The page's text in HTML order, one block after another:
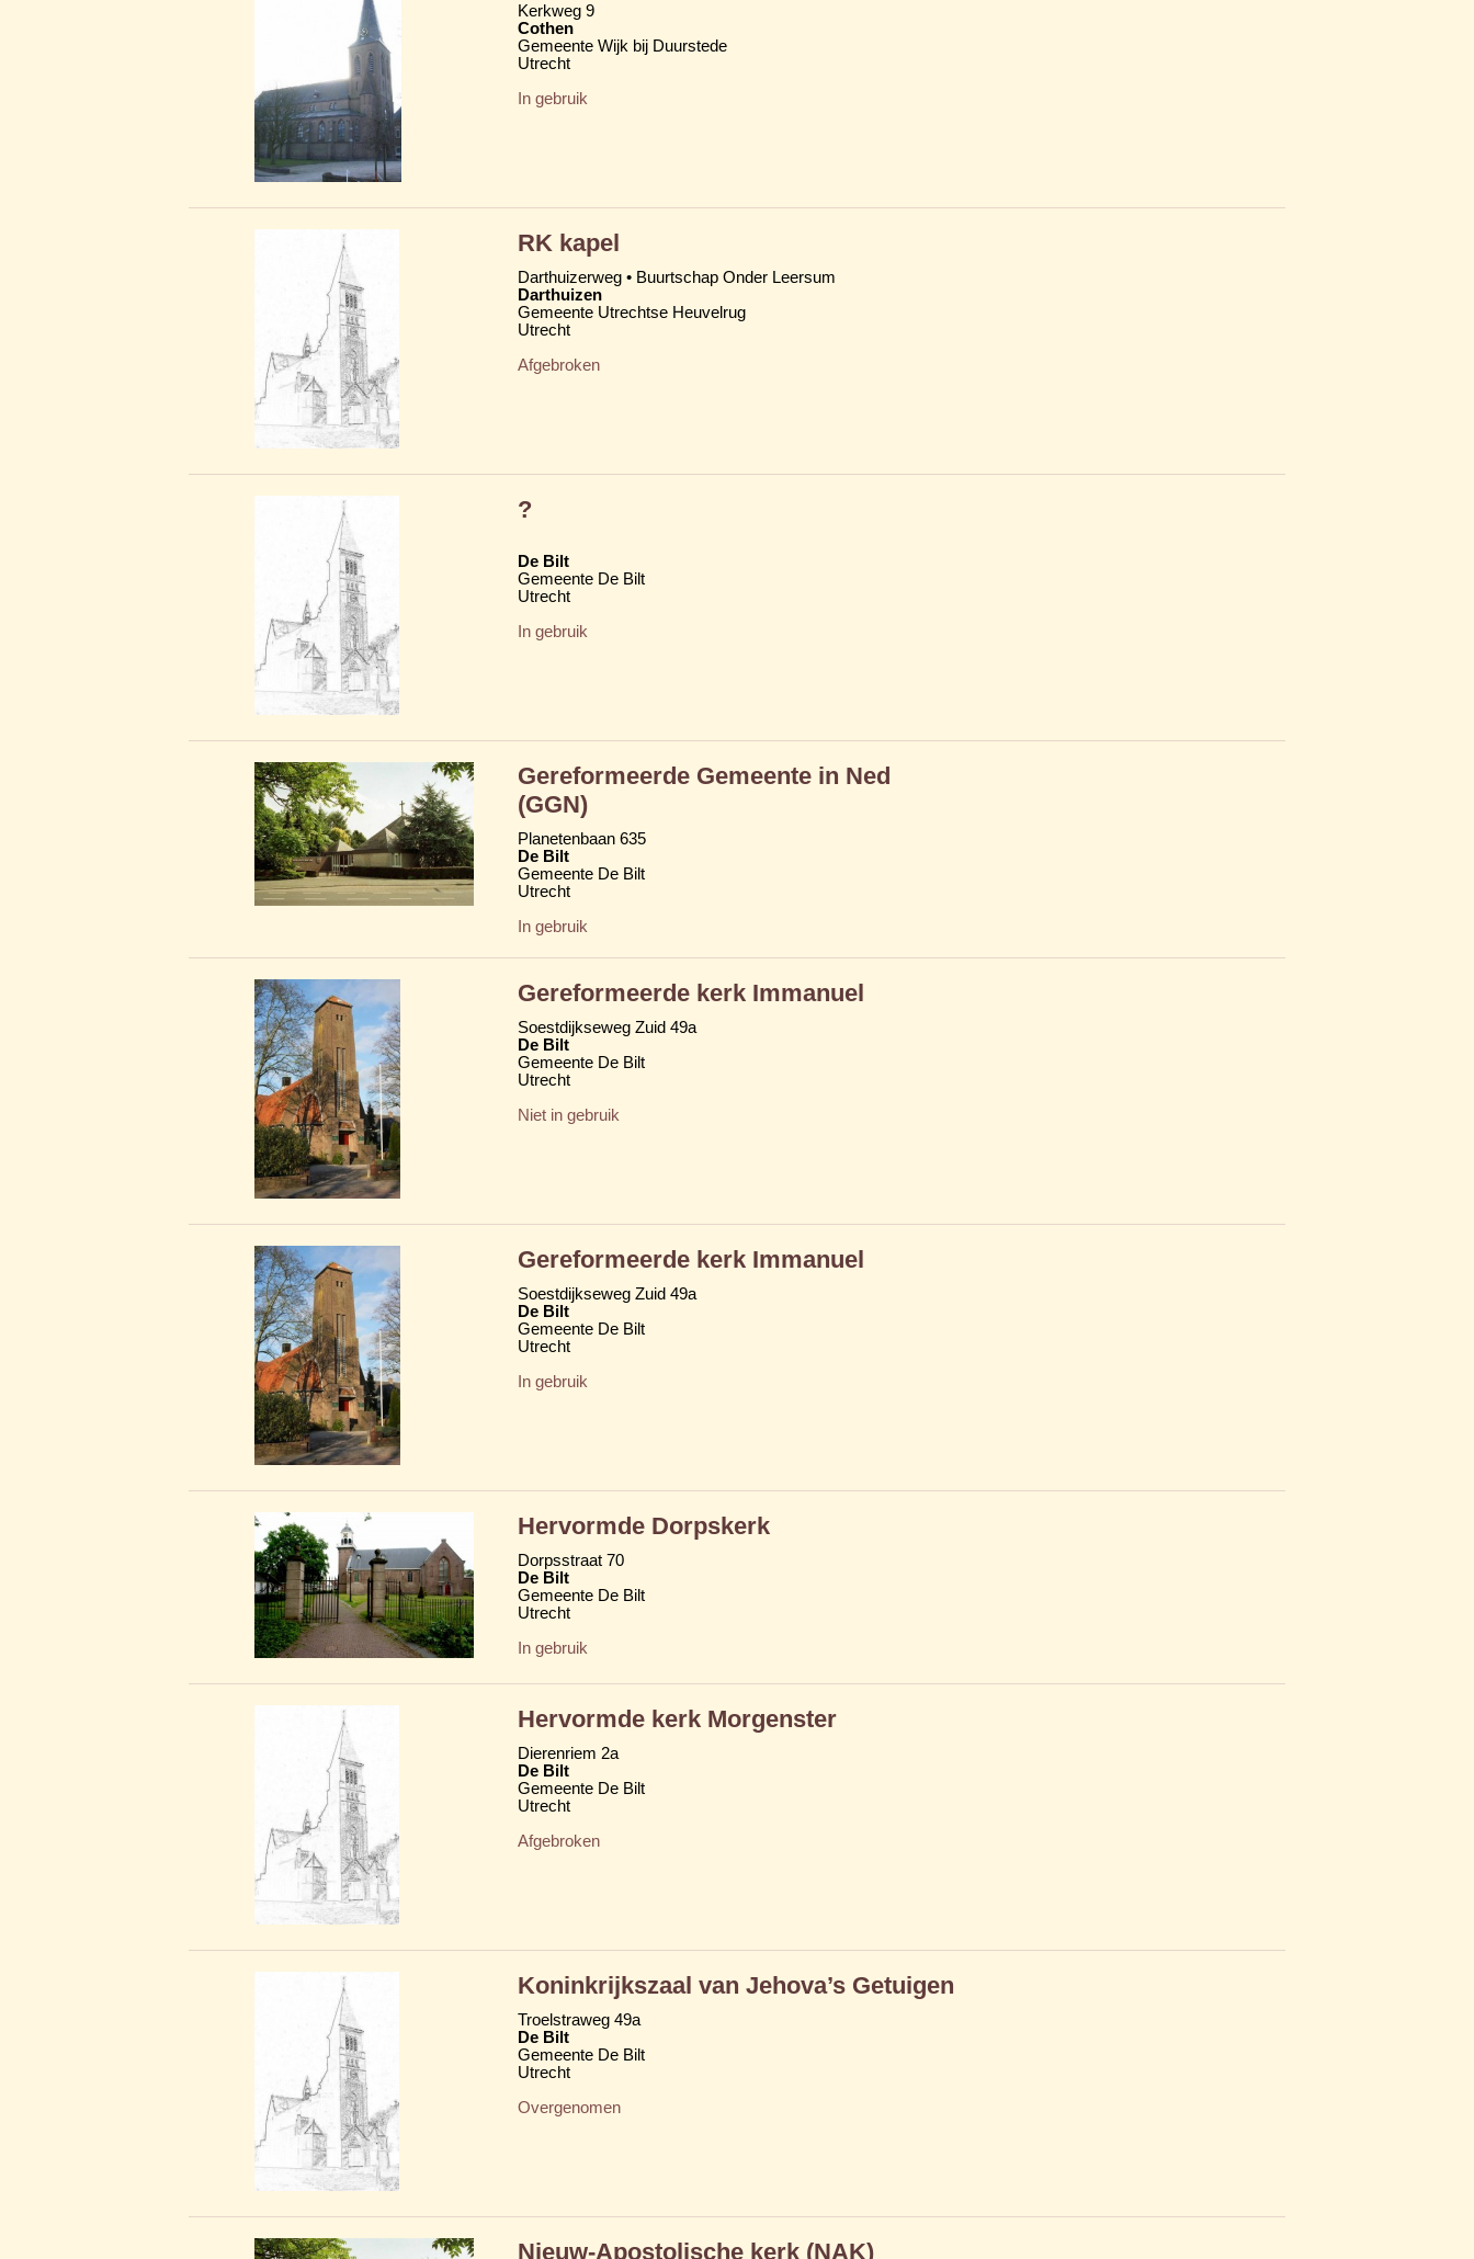
Kerkweg 9
Cothen
Gemeente Wijk bij Duurstede
Utrecht
In gebruik
RK kapel
Darthuizerweg • Buurtschap Onder Leersum
Darthuizen
Gemeente Utrechtse Heuvelrug
Utrecht
Afgebroken
?
De Bilt
Gemeente De Bilt
Utrecht
In gebruik
Gereformeerde Gemeente in Ned
(GGN)
Planetenbaan 635
De Bilt
Gemeente De Bilt
Utrecht
In gebruik
Gereformeerde kerk Immanuel
Soestdijkseweg Zuid 49a
De Bilt
Gemeente De Bilt
Utrecht
Niet in gebruik
Gereformeerde kerk Immanuel
Soestdijkseweg Zuid 49a
De Bilt
Gemeente De Bilt
Utrecht
In gebruik
Hervormde Dorpskerk
Dorpsstraat 70
De Bilt
Gemeente De Bilt
Utrecht
In gebruik
Hervormde kerk Morgenster
Dierenriem 2a
De Bilt
Gemeente De Bilt
Utrecht
Afgebroken
Koninkrijkszaal van Jehova’s Getuigen
Troelstraweg 49a
De Bilt
Gemeente De Bilt
Utrecht
Overgenomen
Nieuw-Apostolische kerk (NAK)